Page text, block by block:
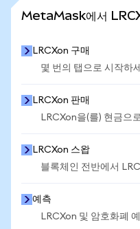
MetaMask에서
LRCXon 구매
몇 번의 탭으로 시작하
LRCXon 판매
LRCXon을(를) 현금으
LRCXon 스왑
블록체인 전반에서
예측
LRCXon 및 암호화폐